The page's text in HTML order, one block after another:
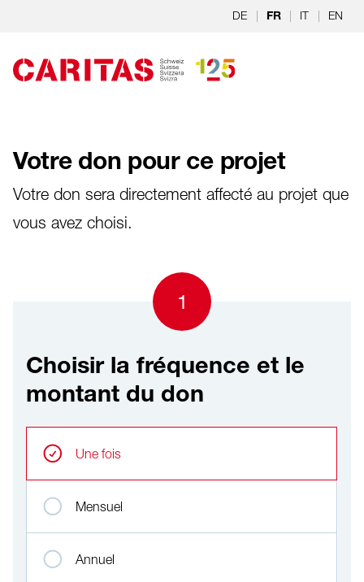
Aller au contenu
DE | FR | IT | EN
Votre don pour ce projet
Votre don sera directement affecté au projet que
vous avez choisi.
1
Choisir la fréquence et le
montant du don
Une fois
Mensuel
Annuel